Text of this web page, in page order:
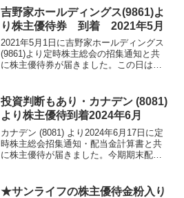
て 銘柄紹介まず銘柄について簡単にご
紹介...
吉野家ホールディングス(9861)よ
り株主優待券 到着 2021年5月
2021年5月1日に吉野家ホールディングス
(9861)より定時株主総会の招集通知と共
に株主優待券が届きました。この日は、2
ホールディングス(3198)・ソーバ...
投資判断もあり・カナデン (8081)
より株主優待到着2024年6月
カナデン (8081) より2024年6月17日に定
時株主総会招集通知・配当金計算書と共
に株主優待が届きました。今期期末配当
紹介まず銘柄について簡単にご紹...
★サンライフの株主優待金粉入り